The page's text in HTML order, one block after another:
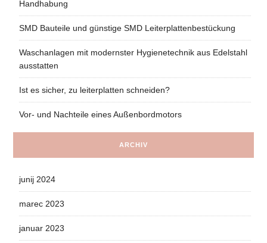
Handhabung
SMD Bauteile und günstige SMD Leiterplattenbestückung
Waschanlagen mit modernster Hygienetechnik aus Edelstahl
ausstatten
Ist es sicher, zu leiterplatten schneiden?
Vor- und Nachteile eines Außenbordmotors
ARCHIV
junij 2024
marec 2023
januar 2023